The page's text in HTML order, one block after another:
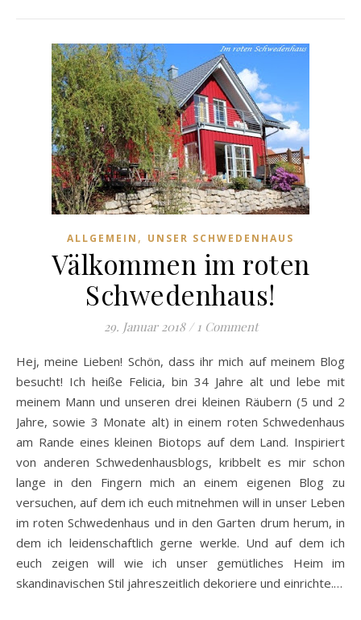
ALLGEMEIN , UNSER SCHWEDENHAUS
Välkommen im roten
Schwedenhaus!
29. Januar 2018 / 1 Comment
Hej, meine Lieben! Schön, dass ihr mich auf meinem Blog
besucht! Ich heiße Felicia, bin 34 Jahre alt und lebe mit
meinem Mann und unseren drei kleinen Räubern (5 und 2
Jahre, sowie 3 Monate alt) in einem roten Schwedenhaus
am Rande eines kleinen Biotops auf dem Land. Inspiriert
von anderen Schwedenhausblogs, kribbelt es mir schon
lange in den Fingern mich an einem eigenen Blog zu
versuchen, auf dem ich euch mitnehmen will in unser Leben
im roten Schwedenhaus und in den Garten drum herum, in
dem ich leidenschaftlich gerne werkle. Und auf dem ich
euch zeigen will wie ich unser gemütliches Heim im
skandinavischen Stil jahreszeitlich dekoriere und einrichte.…